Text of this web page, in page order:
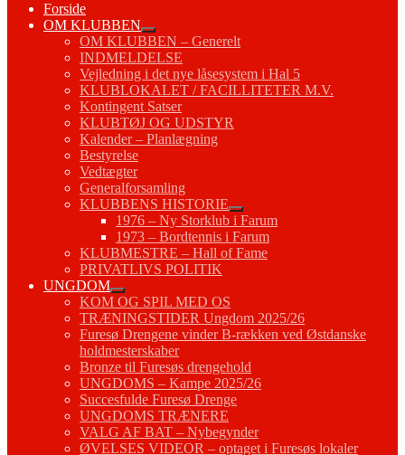
Forside
OM KLUBBEN
OM KLUBBEN – Generelt
INDMELDELSE
Vejledning i det nye låsesystem i Hal 5
KLUBLOKALET / FACILLITETER M.V.
Kontingent Satser
KLUBTØJ OG UDSTYR
Kalender – Planlægning
Bestyrelse
Vedtægter
Generalforsamling
KLUBBENS HISTORIE
1976 – Ny Storklub i Farum
1973 – Bordtennis i Farum
KLUBMESTRE – Hall of Fame
PRIVATLIVS POLITIK
UNGDOM
KOM OG SPIL MED OS
TRÆNINGSTIDER Ungdom 2025/26
Furesø Drengene vinder B-rækken ved Østdanske
holdmesterskaber
Bronze til Furesøs drengehold
UNGDOMS – Kampe 2025/26
Succesfulde Furesø Drenge
UNGDOMS TRÆNERE
VALG AF BAT – Nybegynder
ØVELSES VIDEOR – optaget i Furesøs lokaler